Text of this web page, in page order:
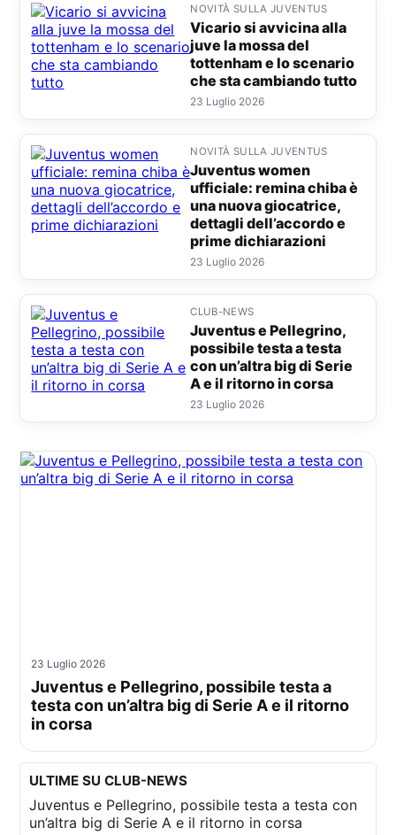
NOVITÀ SULLA JUVENTUS
Vicario si avvicina alla
juve la mossa del
tottenham e lo scenario
che sta cambiando tutto
23 Luglio 2026
NOVITÀ SULLA JUVENTUS
Juventus women
ufficiale: remina chiba è
una nuova giocatrice,
dettagli dell’accordo e
prime dichiarazioni
23 Luglio 2026
CLUB-NEWS
Juventus e Pellegrino,
possibile testa a testa
con un’altra big di Serie
A e il ritorno in corsa
23 Luglio 2026
23 Luglio 2026
Juventus e Pellegrino, possibile testa a
testa con un’altra big di Serie A e il ritorno
in corsa
ULTIME SU CLUB-NEWS
Juventus e Pellegrino, possibile testa a testa con
un’altra big di Serie A e il ritorno in corsa